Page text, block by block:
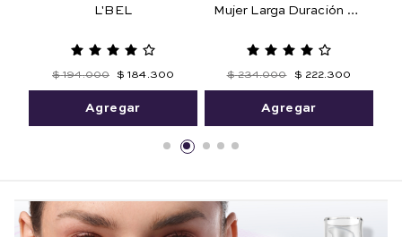
L'BEL
$ 194.000 $ 184.300
Agregar
Mujer Larga Duración 50
$ 234.000 $ 222.300
Agregar